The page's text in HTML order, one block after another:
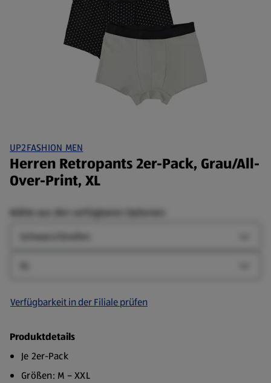
UP2FASHION MEN
Herren Retropants 2er-Pack, Grau/All-
Over-Print, XL
Wähle aus den verfügbaren Optionen:
Verfügbarkeit in der Filiale prüfen
Produktdetails
Je 2er-Pack
Größen: M – XXL